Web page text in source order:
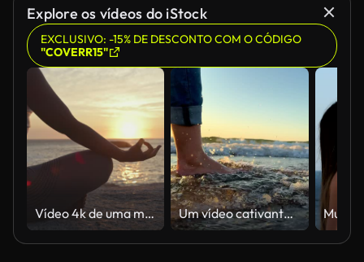
Explore os vídeos do iStock
EXCLUSIVO: -15% DE DESCONTO COM O CÓDIGO
"COVERR15"
Vídeo 4k de uma mulher irreconhecível fazendo yoga na praia Um vídeo cativante em câmera lenta de pés descalços andando pelo mar ao longo da praia ao pôr do sol. A água espirra graciosamente a cada passo